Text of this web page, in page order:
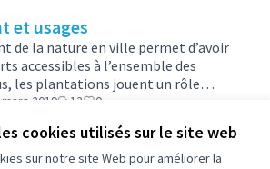
cookies utilisés sur le site web
sur notre site Web pour améliorer la
et usages
de la nature en ville permet d’avoir
accessibles à l’ensemble des
les plantations jouent un rôle
en compte de la chaleur en
2019 12 0